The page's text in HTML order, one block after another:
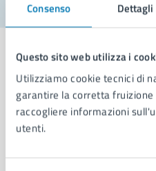
Consenso Dettagli
Questo sito web utilizza i
Utilizziamo cookie tecnici di
garantire la corretta
raccogliere informazioni
utenti.
Comune di Napoli